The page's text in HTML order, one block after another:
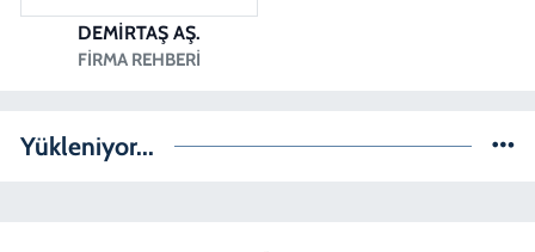
DEMİRTAŞ AŞ.
FIRMA REHBERI
Yükleniyor...